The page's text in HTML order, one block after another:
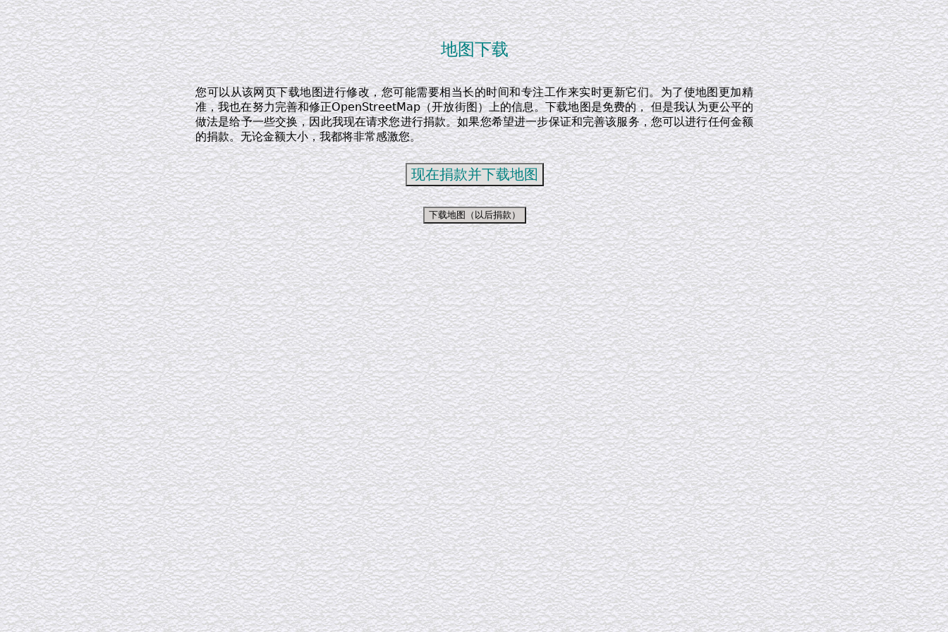
地图下载
您可以从该网页下载地图进行修改，您可能需要相当长的时间和专注工作来实时更新它们。为了使地图更加精
准，我也在努力完善和修正OpenStreetMap（开放街图）上的信息。下载地图是免费的， 但是我认为更公平的
做法是给予一些交换，因此我现在请求您进行捐款。如果您希望进一步保证和完善该服务，您可以进行任何金额
的捐款。无论金额大小，我都将非常感激您。